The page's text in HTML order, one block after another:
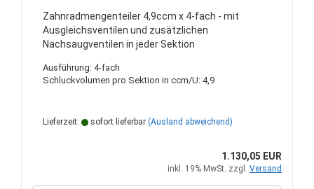
Zahnradmengenteiler 4,9ccm x 4-fach - mit
Ausgleichsventilen und zusätzlichen
Nachsaugventilen in jeder Sektion
Ausführung: 4-fach
Schluckvolumen pro Sektion in ccm/U: 4,9
Lieferzeit: sofort lieferbar (Ausland abweichend)
1.130,05 EUR
inkl. 19% MwSt. zzgl. Versand